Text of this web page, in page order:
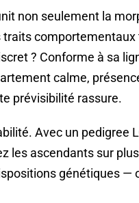
non seulement la
comportementaux
? Conforme à sa
calme,
prévisibilité rassure.
Avec un pedigree
les ascendants sur
génétiques —